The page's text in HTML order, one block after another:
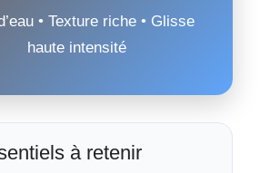
• Texture riche • Glisse
haute intensité
à retenir